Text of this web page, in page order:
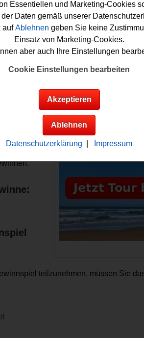
öffnen und an den Verlosungen
ja Glück? Viel Erfolg bei diesem
Sachpreise und
Anzeige:
ALCAR
teilzunehmen, müssen Sie
Essentiellen und Marketing-Cookies
Daten gemäß unserer
aufAblehnen geben Sie keine
Einsatz von Marketing-Cookies.
aber auch Ihre Einstellungen
Cookie Einstellungen bearbeiten
Akzeptieren
Ablehnen
Datenschutzerklärung Impressum